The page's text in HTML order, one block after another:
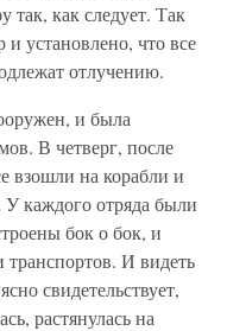
так, как следует. Так
и установлено, что все
отлучению.
и была
В четверг, после
взошли на корабли и
У каждого отряда были
бок о бок, и
транспортов. И видеть
свидетельствует,
растянулась на